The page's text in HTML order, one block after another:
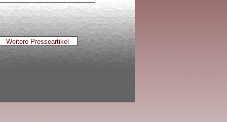
Weitere Presseartikel